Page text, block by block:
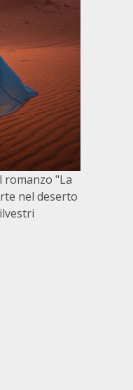
romanzo "La
nel deserto